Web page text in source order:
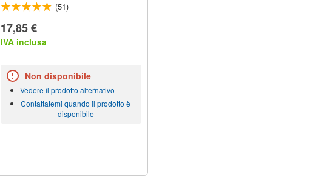
(51)
17,85 €
IVA inclusa
Non disponibile
Vedere il prodotto alternativo
Contattatemi quando il prodotto è
disponibile